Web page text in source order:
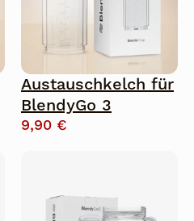
Austauschkelch für
BlendyGo 3
9,90 €